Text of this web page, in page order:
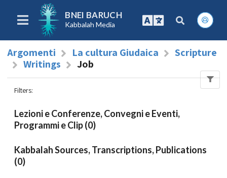
BNEI BARUCH
Kabbalah Media
Argomenti La cultura Giudaica
Scripture
Writings
Job
Filters:
Lezioni e Conferenze, Convegni e Eventi,
Programmi e Clip (0)
Kabbalah Sources, Transcriptions, Publications
(0)